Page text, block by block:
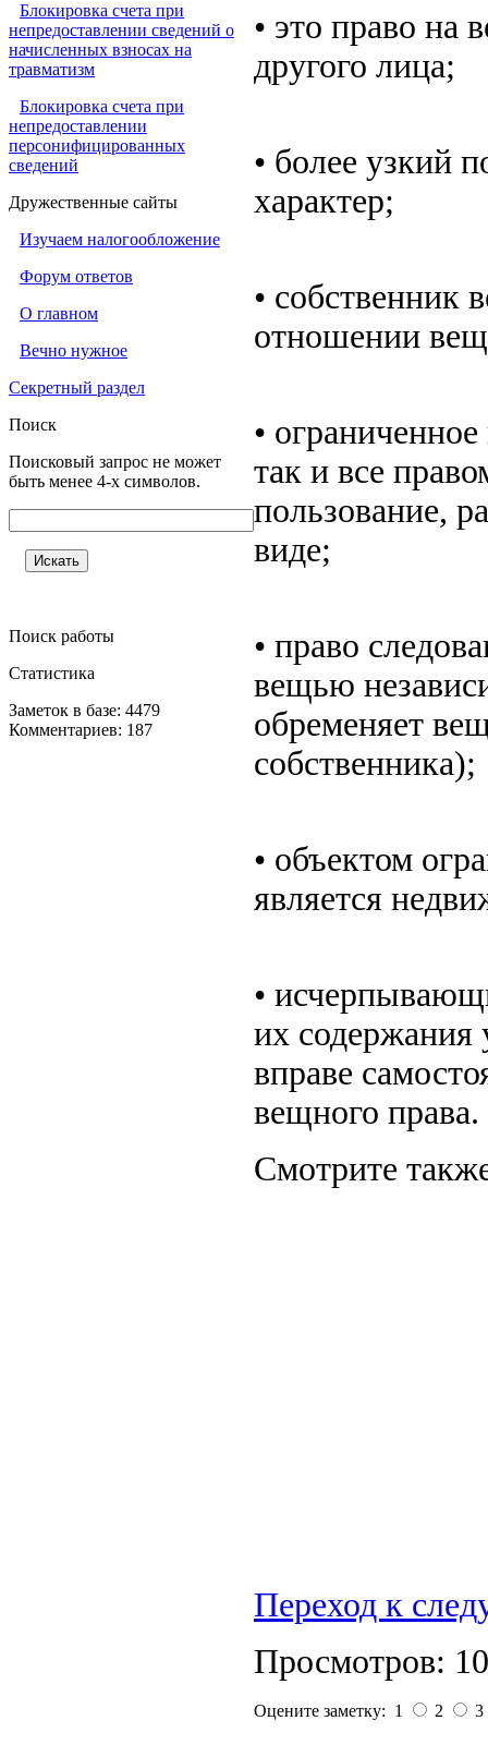
Блокировка счета при
непредоставлении сведений о
начисленных взносах на
травматизм
Блокировка счета при
непредоставлении
персонифицированных
сведений
Дружественные сайты
Изучаем налогообложение
Форум ответов
О главном
Вечно нужное
Секретный раздел
Поиск
Поисковый запрос не может
быть менее 4-х символов.
Поиск работы
Статистика
Заметок в базе: 4479
Комментариев: 187
• это право на
другого лица;
• более узкий
характер;
• собственник
отношении
•
так и все
пользование,
виде;
• право
вещью
обременяет
собственника);
• объектом
является
•
их содержания
вправе
вещного права.
Смотрите
Переход к
Просмотров:
Оцените заметку: 1 2 3